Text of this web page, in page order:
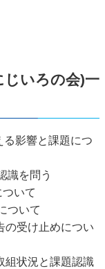
じいろの会)一
る影響と課題につ
識を問う
いて
ついて
受け止めについ
状況と課題認識